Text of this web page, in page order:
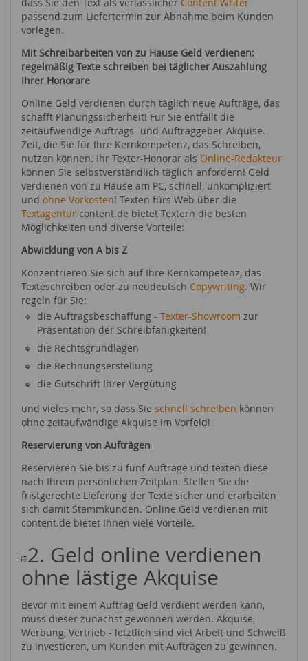
passend zum Liefertermin zur Abnahme beim Kunden
vorlegen.
Mit Schreibarbeiten von zu Hause Geld verdienen:
regelmäßig Texte schreiben bei täglicher Auszahlung
Ihrer Honorare
Online Geld verdienen durch täglich neue Aufträge, das
schafft Planungssicherheit! Für Sie entfällt die
zeitaufwendige Auftrags- und Auftraggeber-Akquise.
Zeit, die Sie für Ihre Kernkompetenz, das Schreiben,
nutzen können. Ihr Texter-Honorar als Online-Redakteur
können Sie selbstverständlich täglich anfordern! Geld
verdienen von zu Hause am PC, schnell, unkompliziert
und ohne Vorkosten! Texten fürs Web über die
Textagentur content.de bietet Textern die besten
Möglichkeiten und diverse Vorteile:
Abwicklung von A bis Z
Konzentrieren Sie sich auf Ihre Kernkompetenz, das
Texteschreiben oder zu neudeutsch Copywriting. Wir
regeln für Sie:
die Auftragsbeschaffung - Texter-Showroom zur
Präsentation der Schreibfähigkeiten!
die Rechtsgrundlagen
die Rechnungserstellung
die Gutschrift Ihrer Vergütung
und vieles mehr, so dass Sie schnell schreiben können
ohne zeitaufwändige Akquise im Vorfeld!
Reservierung von Aufträgen
Reservieren Sie bis zu fünf Aufträge und texten diese
nach Ihrem persönlichen Zeitplan. Stellen Sie die
fristgerechte Lieferung der Texte sicher und erarbeiten
sich damit Stammkunden. Online Geld verdienen mit
content.de bietet Ihnen viele Vorteile.
2. Geld online verdienen
ohne lästige Akquise
Bevor mit einem Auftrag Geld verdient werden kann,
muss dieser zunächst gewonnen werden. Akquise,
Werbung, Vertrieb - letztlich sind viel Arbeit und Schweiß
zu investieren, um Kunden mit Aufträgen zu gewinnen.